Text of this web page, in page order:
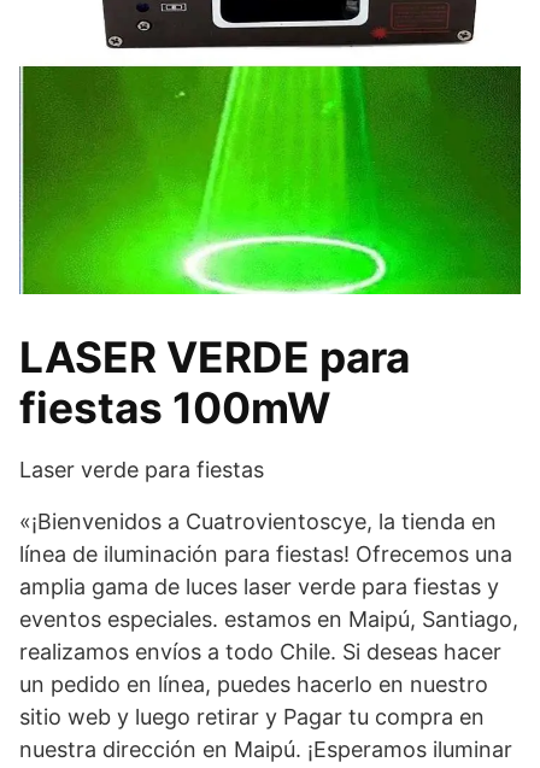
LASER VERDE para
fiestas 100mW
Laser verde para fiestas
«¡Bienvenidos a Cuatrovientoscye, la tienda en
línea de iluminación para fiestas! Ofrecemos una
amplia gama de luces laser verde para fiestas y
eventos especiales. estamos en Maipú, Santiago,
realizamos envíos a todo Chile. Si deseas hacer
un pedido en línea, puedes hacerlo en nuestro
sitio web y luego retirar y Pagar tu compra en
nuestra dirección en Maipú. ¡Esperamos iluminar